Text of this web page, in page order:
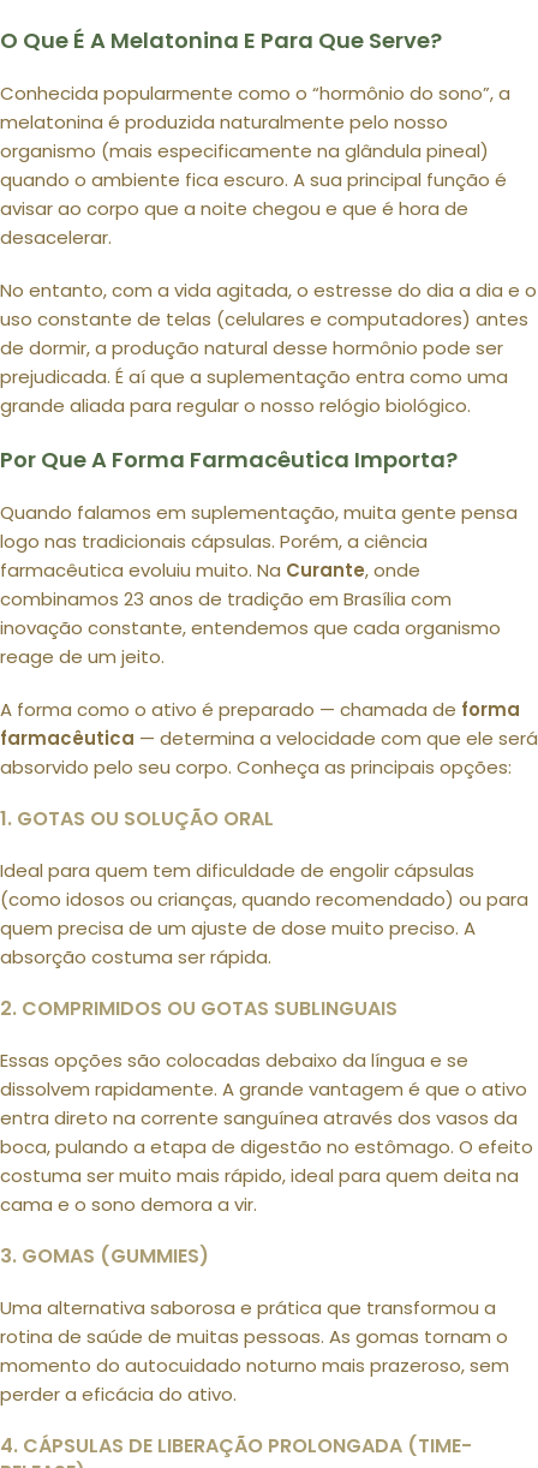
O Que É A Melatonina E Para Que Serve?
Conhecida popularmente como o “hormônio do sono”, a
melatonina é produzida naturalmente pelo nosso
organismo (mais especificamente na glândula pineal)
quando o ambiente fica escuro. A sua principal função é
avisar ao corpo que a noite chegou e que é hora de
desacelerar.
No entanto, com a vida agitada, o estresse do dia a dia e o
uso constante de telas (celulares e computadores) antes
de dormir, a produção natural desse hormônio pode ser
prejudicada. É aí que a suplementação entra como uma
grande aliada para regular o nosso relógio biológico.
Por Que A Forma Farmacêutica Importa?
Quando falamos em suplementação, muita gente pensa
logo nas tradicionais cápsulas. Porém, a ciência
farmacêutica evoluiu muito. Na Curante, onde
combinamos 23 anos de tradição em Brasília com
inovação constante, entendemos que cada organismo
reage de um jeito.
A forma como o ativo é preparado — chamada de forma
farmacêutica — determina a velocidade com que ele será
absorvido pelo seu corpo. Conheça as principais opções:
1. GOTAS OU SOLUÇÃO ORAL
Ideal para quem tem dificuldade de engolir cápsulas
(como idosos ou crianças, quando recomendado) ou para
quem precisa de um ajuste de dose muito preciso. A
absorção costuma ser rápida.
2. COMPRIMIDOS OU GOTAS SUBLINGUAIS
Essas opções são colocadas debaixo da língua e se
dissolvem rapidamente. A grande vantagem é que o ativo
entra direto na corrente sanguínea através dos vasos da
boca, pulando a etapa de digestão no estômago. O efeito
costuma ser muito mais rápido, ideal para quem deita na
cama e o sono demora a vir.
3. GOMAS (GUMMIES)
Uma alternativa saborosa e prática que transformou a
rotina de saúde de muitas pessoas. As gomas tornam o
momento do autocuidado noturno mais prazeroso, sem
perder a eficácia do ativo.
4. CÁPSULAS DE LIBERAÇÃO PROLONGADA (TIME-